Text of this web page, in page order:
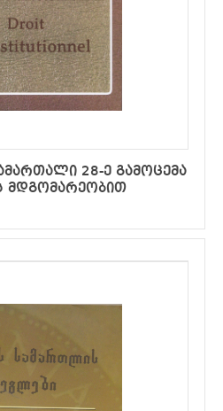
28-ე გამოცემა
მდგომარეობით